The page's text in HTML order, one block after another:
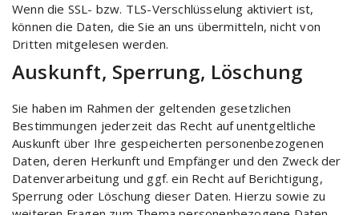
Wenn die SSL- bzw. TLS-Verschlüsselung aktiviert ist,
können die Daten, die Sie an uns übermitteln, nicht von
Dritten mitgelesen werden.
Auskunft, Sperrung, Löschung
Sie haben im Rahmen der geltenden gesetzlichen
Bestimmungen jederzeit das Recht auf unentgeltliche
Auskunft über Ihre gespeicherten personenbezogenen
Daten, deren Herkunft und Empfänger und den Zweck der
Datenverarbeitung und ggf. ein Recht auf Berichtigung,
Sperrung oder Löschung dieser Daten. Hierzu sowie zu